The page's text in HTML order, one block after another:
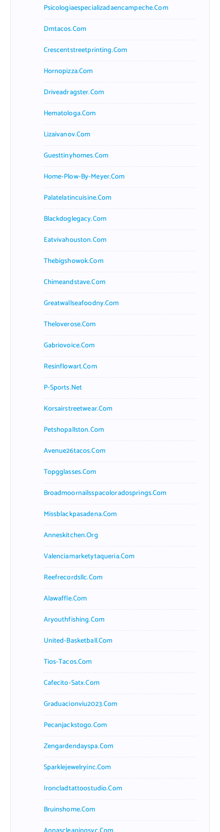
Psicologiaespecializadaencampeche.com
Dmtacos.com
Crescentstreetprinting.com
Hornopizza.com
Driveadragster.com
Hematologa.com
Lizaivanov.com
Guesttinyhomes.com
Home-Plow-By-Meyer.com
Palatelatincuisine.com
Blackdoglegacy.com
Eatvivahouston.com
Thebigshowok.com
Chimeandstave.com
Greatwallseafoodny.com
Theloverose.com
Gabriovoice.com
Resinflowart.com
P-Sports.net
Korsairstreetwear.com
Petshopallston.com
Avenue26tacos.com
Topgglasses.com
Broadmoornailsspacoloradosprings.com
Missblackpasadena.com
Anneskitchen.org
Valenciamarketytaqueria.com
Reefrecordsllc.com
Alawaffle.com
Aryouthfishing.com
United-Basketball.com
Tios-Tacos.com
Cafecito-Satx.com
Graduacionviu2023.com
Pecanjackstogo.com
Zengardendayspa.com
Sparklejewelryinc.com
Ironcladtattoostudio.com
Bruinshome.com